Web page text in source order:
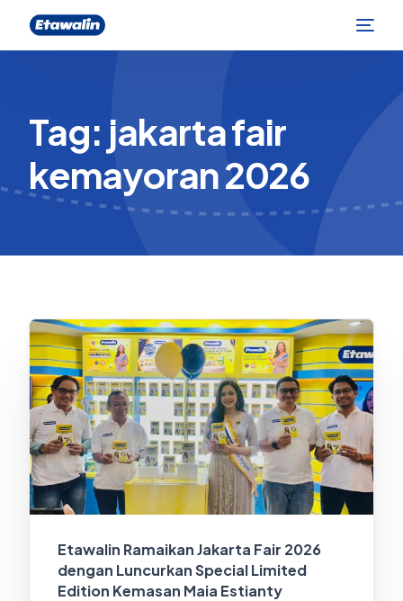
Tag: jakarta fair
kemayoran 2026
Etawalin Ramaikan Jakarta Fair 2026
dengan Luncurkan Special Limited
Edition Kemasan Maia Estianty